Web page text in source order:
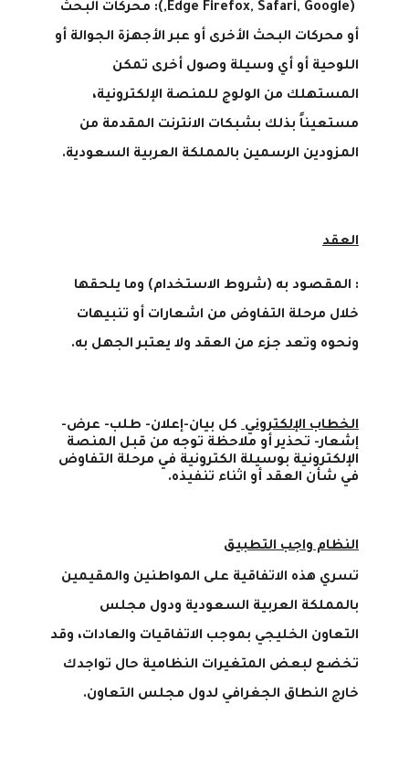
(Edge Firefox, Safari, Google,):
محركات البحث
أو محركات البحث الأخرى أو عبر الأجهزة الجوالة أو
اللوحية أو أي وسيلة وصول أخرى تمكن
المستهلك من الولوج للمنصة الإلكترونية،
مستعيناً بذلك بشبكات الانترنت المقدمة من
المزودين الرسمين بالمملكة العربية السعودية.
العقد
: المقصود به (شروط الاستخدام) وما يلحقها
خلال مرحلة التفاوض من اشعارات أو تنبيهات
ونحوه وتعد جزء من العقد ولا يعتبر الجهل به.
الخطاب الإلكتروني كل بيان-إعلان- طلب- عرض-
إشعار- تحذير أو ملاحظة توجه من قبل المنصة
الإلكترونية بوسيلة الكترونية في مرحلة التفاوض
في شأن العقد أو اثناء تنفيذه.
النظام واجب التطبيق
تسري هذه الاتفاقية على المواطنين والمقيمين
بالمملكة العربية السعودية ودول مجلس
التعاون الخليجي بموجب الاتفاقيات والعادات، وقد
تخضع لبعض المتغيرات النظامية حال تواجدك
خارج النطاق الجغرافي لدول مجلس التعاون.